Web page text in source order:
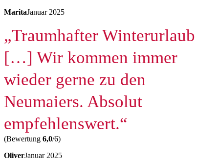
MaritaJanuar 2025
„Traumhafter Winterurlaub
[…] Wir kommen immer
wieder gerne zu den
Neumaiers. Absolut
empfehlenswert.“
(Bewertung 6,0/6)
OliverJanuar 2025